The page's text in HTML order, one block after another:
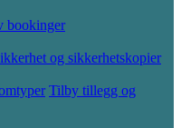
bookinger
og sikkerhetskopier
Tilby tillegg og